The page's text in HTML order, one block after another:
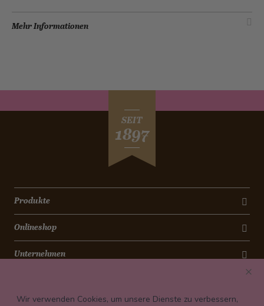
Mehr Informationen
SEIT
1897
Produkte
Onlineshop
Unternehmen
Wir verwenden Cookies, um unsere Dienste zu verbessern,